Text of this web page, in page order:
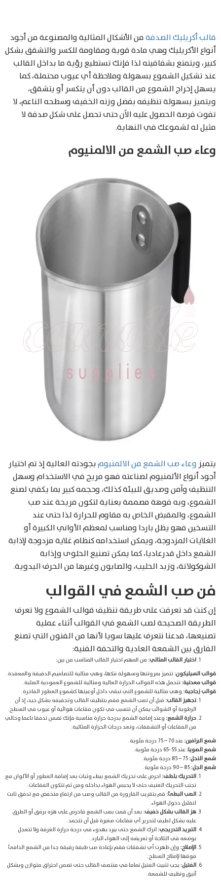
قالب أكريليك الصدفةمن الأشكال المثالية والمصنوعة من أجود
أنواع الأكريليك وهي مادة قوية ومقاومة للكسر والتشقق بشكل
كبير، ويتمتع بشفافيته لذا فإنك تستطيع رؤية ما بداخل القالب
عند تشكيل الشموع بسهولة وملاحظة أي عيوب محتملة، كما
يسهل إخراج الشموع من القالب دون أن يتكسر أو يتشقق،
ويتميز بسهولة تنظيفه بفضل وزنه الخفيف وسطحه الناعم، لا
تفوت فرصة الحصول عليه الآن حتى تحصل على شكل صدفة لا
مثيل له لشموعك في النهاية.
وعاء صب الشمع من الالمنيوم
يتميز وعاء صب الشمع من الالمنيومبجودته العالية إذ تم اختيار
أجود أنواع الألمنيوم لصناعته فهو مريح في الاستخدام وسهل
التنظيف وآمن وصديق للبيئة كذلك، وحجمه كبير بما يكفي لصنع
الشموع، وبه فوهة مصممة بعناية لتكون مريحة عند صب
الشموع، والمقبض الخاص به مقاوم للحرارة لذا حتى عند
التسخين فهو يظل باردا ومناسب لمعظم الأواني الكبيرة أو
الغلايات المزدوجة، ويمكن استخدامه كنظام غلاية مزدوجة لإذابة
الشمع داخل قدرعاديا، كما يمكن تصنيع الحلوى وإذابة
الشوكولاتة، وزبد الحليب، والصابون وغيرها من الحرف اليدوية.
فن صب الشمع في القوالب
إن كنت قد تعرفت على طريقة تنظيف قوالب الشموع ولا تعرف
الطريقة الصحيحة لصب الشمع في القوالب أثناء عملية
تصنيعها، فدعنا نتعرف عليها سويا لأنها من الفنون التي تصنع
الفارق بين الشمعة العادية والتحفة الفنية:
اختيار القالب المثالي: من المهم اختيار القالب المناسب من بين:
قوالب السيليكون:تتميز بمرونتها وسهولة فكها، وهي مثالية للتصاميم الدقيقة والمعقدة.
قوالب معدنية:تتحمل هذه القوالب الحرارة العالية ومثالية للشموع العمودية الصلبة.
قوالب زجاجية: وهي مثالية للشموع التي تبقى داخل أوعيتها كشموع العطور الفاخرة.
تجهيز القالب: قبل أن تصب الشمع فقم بتنظيف القالب وتجفيفه بشكل جيد، إذ أن
الرطوبة أو الشوائب يمكن أن تتسبب في تكون فقاعات هوائية أو عيوب في السطح.
حرارة الشمع: وعند إضافة الشمع بدرجة حرارة مناسبة فإنك تضمن تدفقا ناعما وخالي
من الفقاعات أو التشققات، وتعد درجات الحرارة المثالية:
شمع البرافين:عند 70 – 75 درجة مئوية.
شمع الصويا:عند 55 -65 درجة مئوية.
شمع النحل:75 – 85 درجة مئوية.
شمع الجل:85 – 90 درجة مئوية.
التحريك بلطف: احرص على تحريك الشمع ببطء وثبات بعد إضافة العطور أو الألوان مع
تجنب التحريك العنيف حتى لا يحبس الهواء بداخله ومن ثم تتكون الفقاعات.
الصب البطئ: قم بتقريب القارورة من القالب وصب من ارتفاع منخفض مع تدفق ثابت
لتقليل دخول الهواء.
هز القالب بشكل خفيف: بعد أن قمت بصب الشمع فاحرص على هزه برفق أو الطرق
عليه بشكل لطيف لتحرير أي فقاعات صغيرة قبل أن تتجمد.
التبريد التدريجي: اترك الشمع حتى يبرد بهدوء في درجة حرارة الغرفة ولا تتعجل
بوضعه في الثلاجة أو تعريضه إلى الهواء البارد.
الإصلاح: وإن ظهرت أي تشققات فقم بإعادة صب طبقة رقيقة جدا من الشمع الدافئ
فوقها لإصلاح السطح.
الفتيل: يجب تثبيت الفتيل تماما في منتصف القالب حتى تضمن احتراق متوازن وبشكل
أنيق ونظيف للشمعة.